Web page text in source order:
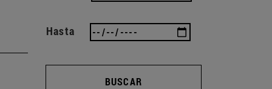
Hasta
BUSCAR